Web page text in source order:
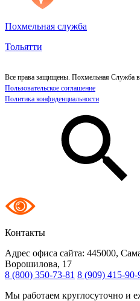
Похмельная служба
Тольятти
Все права защищены. Похмельная Служба в
Пользовательское соглашение
Политика конфиденциальности
Контакты
Адрес офиса сайта: 445000,
Ворошилова, 17
8 (800) 350-73-81 8 (909) 415-90-
Мы работаем круглосуточно и